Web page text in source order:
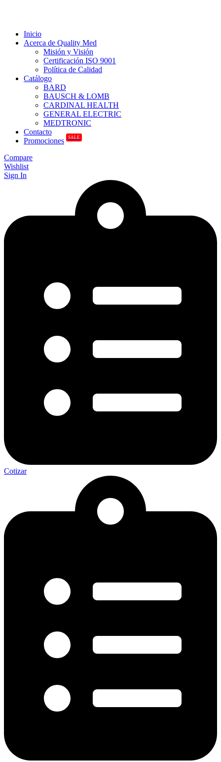
Inicio
Acerca de Quality Med
Misión y Visión
Certificación ISO 9001
Política de Calidad
Catálogo
BARD
BAUSCH & LOMB
CARDINAL HEALTH
GENERAL ELECTRIC
MEDTRONIC
Contacto
Promociones
SALE
Compare
Wishlist
Sign In
Cotizar